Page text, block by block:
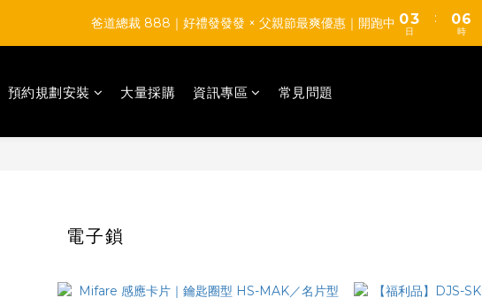
【TUMAX】通風衣套組 高CP值平價首選
0
2
0
爸道總裁 888｜好禮發發發 × 父親節最爽優惠｜開跑中 03
2
日
:
06
5
0
時
預約規劃安裝 大量採購 資訊專區 常見問題
電子鎖